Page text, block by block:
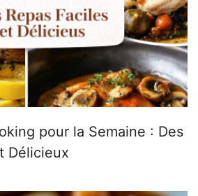
pour la Semaine : Des
Délicieux